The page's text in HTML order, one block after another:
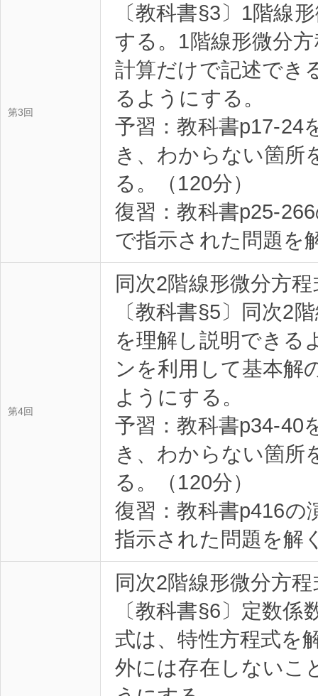
第3回
〔教科書§3〕1階線
する。1階線形微分
計算だけで記述でき
るようにする。
予習：教科書p17-24
き、わからない箇所
る。（120分）
復習：教科書p25-
で指示された問題を
第4回
同次2階線形微分方程
〔教科書§5〕同次2
を理解し説明できる
ンを利用して基本解
ようにする。
予習：教科書p34-40
き、わからない箇所
る。（120分）
復習：教科書p416の
指示された問題を解
同次2階線形微分方
〔教科書§6〕定数
式は、特性方程式を
外には存在しないこ